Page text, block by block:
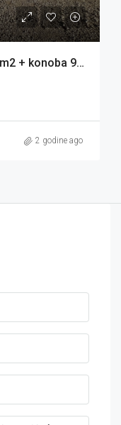
Kamena Kuća: Buković, 157.00 m2 + konoba 9m2 + bazen 32 m2 Novogradnja (prodaja)
2 godine ago